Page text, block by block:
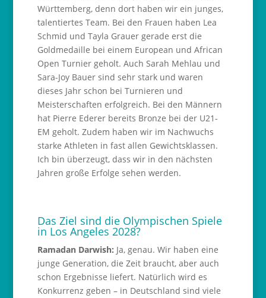
Württemberg, denn dort haben wir ein junges,
talentiertes Team. Bei den Frauen haben Lea
Schmid und Tayla Grauer gerade erst die
Goldmedaille bei einem European und African
Open Turnier geholt. Auch Sarah Mehlau und
Sara-Joy Bauer sind sehr stark und waren
dieses Jahr schon bei Turnieren und
Meisterschaften erfolgreich. Bei den Männern
hat Pierre Ederer bereits Bronze bei der U21-
EM geholt. Zudem haben wir im Nachwuchs
starke Athleten in fast allen Gewichtsklassen.
Ich bin überzeugt, dass wir in den nächsten
Jahren große Erfolge sehen werden.
Das Ziel sind die Olympischen Spiele
in Los Angeles 2028?
Ramadan Darwish: Ja, genau. Wir haben eine
junge Generation, die Zeit braucht, aber auch
schon Ergebnisse liefert. Natürlich wird es
Konkurrenz geben – in Deutschland sind viele